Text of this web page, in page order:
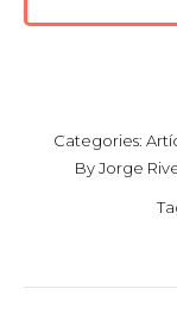
Categories:
ByJorge